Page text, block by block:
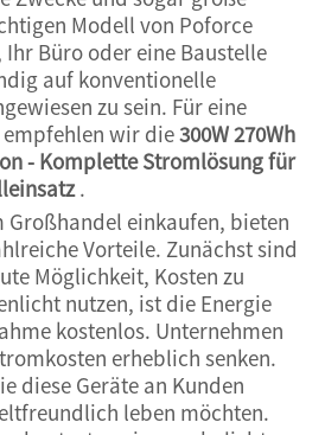
Modell von Poforce
Ihr Büro oder eine Baustelle
auf konventionelle
zu sein. Für eine
wir die300W 270Wh
- Komplette Stromlösung für
.
Großhandel einkaufen, bieten
Vorteile. Zunächst sind
Möglichkeit, Kosten zu
nutzen, ist die Energie
kostenlos. Unternehmen
erheblich senken.
diese Geräte an Kunden
leben möchten.